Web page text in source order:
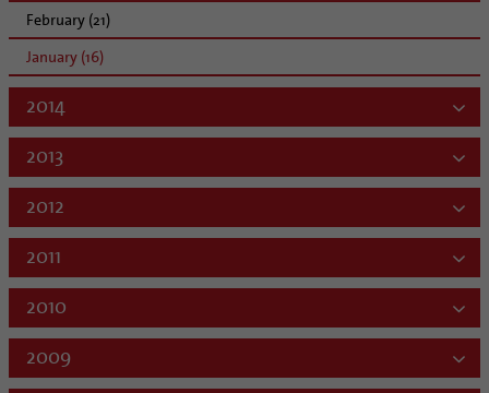
February (21)
January (16)
2014
2013
2012
2011
2010
2009